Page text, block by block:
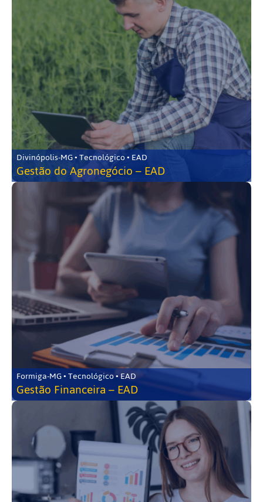
Divinópolis-MG • Tecnológico • EAD
Gestão do Agronegócio – EAD
Formiga-MG • Tecnológico • EAD
Gestão Financeira – EAD